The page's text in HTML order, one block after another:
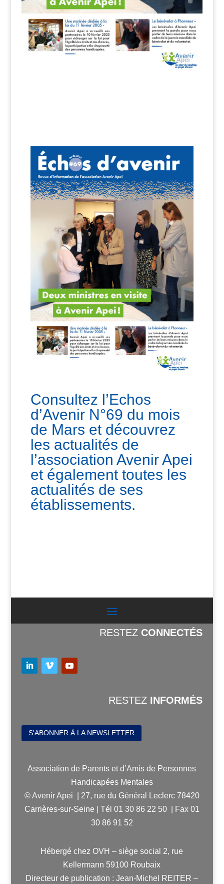
Consultez l’Echos
d’Avenir N°69 du mois
de Mars et découvrez
les actualités de
l’association Avenir Apei
et également toutes les
actualités de ses
établissements.
RESTEZ CONNECTÉS
RESTEZ INFORMÉS
S'ABONNER À LA NEWSLETTER
Association de Parents et d’Amis de Personnes
Handicapées Mentales
© Avenir Apei | 27, rue du Général Leclerc 78420
Carrières-sur-Seine | Tél 01 30 86 22 50 | Fax 01
30 86 91 52
Hébergé chez OVH – siège social 2, rue
Kellermann 59100 Roubaix
Directeur de publication : Jean-Michel REITER –